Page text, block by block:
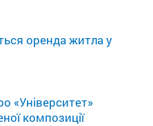
оренда житла у
«Університет»
композиції